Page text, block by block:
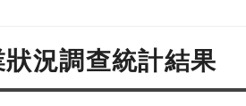
況調查統計結果